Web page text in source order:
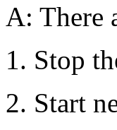
A: There
1. Stop
2. Start